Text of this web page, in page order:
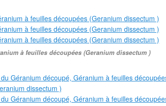
à feuilles découpées (Geranium dissectum )